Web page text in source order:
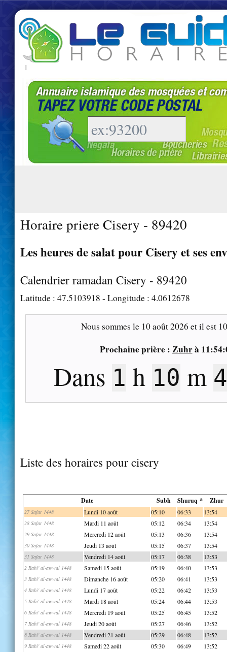
|
Horaire priere Cisery - 89420
Les heures de salat pour Cisery et ses
Calendrier ramadan Cisery - 89420
Latitude : 47.5103918 - Longitude : 4.0612678
Nous sommes le 10 août 2026 et il est
Prochaine prière : Zuhrà
Dans 1 h 10 m
Liste des horaires pour cisery
Date Subh Shuruq * Zhur
27 Safar 1448 Lundi 10 août 05:10 06:33 13:54
28 Safar 1448 Mardi 11 août 05:12 06:34 13:54
29 Safar 1448 Mercredi 12 août 05:13 06:36 13:54
30 Safar 1448 Jeudi 13 août 05:15 06:37 13:54
31 Safar 1448 Vendredi 14 août 05:17 06:38 13:53
2 Rabi' al-awwal 1448 Samedi 15 août 05:19 06:40 13:53
3 Rabi' al-awwal 1448 Dimanche 16 août 05:20 06:41 13:53
4 Rabi' al-awwal 1448 Lundi 17 août 05:22 06:42 13:53
5 Rabi' al-awwal 1448 Mardi 18 août 05:24 06:44 13:53
6 Rabi' al-awwal 1448 Mercredi 19 août 05:25 06:45 13:52
7 Rabi' al-awwal 1448 Jeudi 20 août 05:27 06:46 13:52
8 Rabi' al-awwal 1448 Vendredi 21 août 05:29 06:48 13:52
9 Rabi' al-awwal 1448 Samedi 22 août 05:30 06:49 13:52